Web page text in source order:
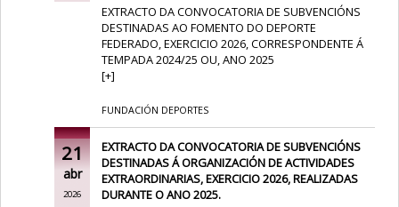
EXTRACTO DA CONVOCATORIA DE SUBVENCIÓNS
DESTINADAS AO FOMENTO DO DEPORTE
FEDERADO, EXERCICIO 2026, CORRESPONDENTE Á
TEMPADA 2024/25 OU, ANO 2025
[+]
FUNDACIÓN DEPORTES
21
abr
2026
EXTRACTO DA CONVOCATORIA DE SUBVENCIÓNS
DESTINADAS Á ORGANIZACIÓN DE ACTIVIDADES
EXTRAORDINARIAS, EXERCICIO 2026, REALIZADAS
DURANTE O ANO 2025.